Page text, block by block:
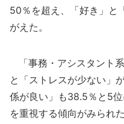
50％を超え、「好き」と
がえた。
「事務・アシスタント
と「ストレスが少ない」
係が良い」も38.5％と5
を重視する傾向がみられた